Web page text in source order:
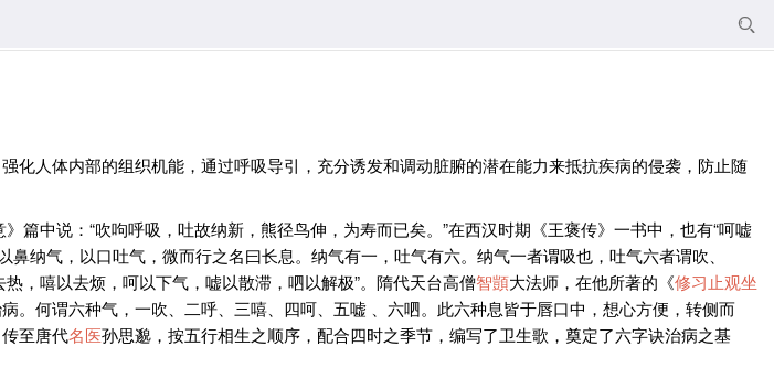

人体内部的组织机能，通过呼吸导引，充分诱发和调动脏腑的潜在能力来抵抗疾病的侵袭，防止随
篇中说：“吹呴呼吸，吐故纳新，熊径鸟伸，为寿而已矣。”在西汉时期《王褒传》一书中，也有“呵嘘
鼻纳气，以口吐气，微而行之名曰长息。纳气有一，吐气有六。纳气一者谓吸也，吐气六者谓吹、
，嘻以去烦，呵以下气，嘘以散滞，呬以解极”。隋代天台高僧智顗大法师，在他所著的《修习止观坐
何谓六种气，一吹、二呼、三嘻、四呵、五嘘 、六呬。此六种息皆于唇口中，想心方便，转侧而
至唐代名医孙思邈，按五行相生之顺序，配合四时之季节，编写了卫生歌，奠定了六字诀治病之基